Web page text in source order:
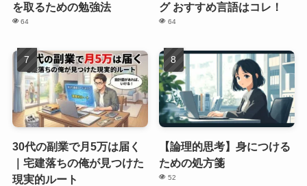
を取るための勉強法
64
グ おすすめ言語はコレ！
64
30代の副業で月5万は届く
｜宅建落ちの俺が見つけた
現実的ルート
【論理的思考】身につける
ための処方箋
52